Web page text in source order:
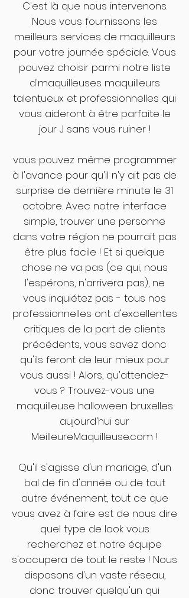
C'est là que nous intervenons.
Nous vous fournissons les
meilleurs services de maquilleurs
pour votre journée spéciale. Vous
pouvez choisir parmi notre liste
d'maquilleuses maquilleurs
talentueux et professionnelles qui
vous aideront à être parfaite le
jour J sans vous ruiner !
vous pouvez même programmer
à l'avance pour qu'il n'y ait pas de
surprise de dernière minute le 31
octobre. Avec notre interface
simple, trouver une personne
dans votre région ne pourrait pas
être plus facile ! Et si quelque
chose ne va pas (ce qui, nous
l'espérons, n'arrivera pas), ne
vous inquiétez pas - tous nos
professionnelles ont d'excellentes
critiques de la part de clients
précédents, vous savez donc
qu'ils feront de leur mieux pour
vous aussi ! Alors, qu'attendez-
vous ? Trouvez-vous une
maquilleuse halloween bruxelles
aujourd'hui sur
MeilleureMaquilleuse.com !
Qu'il s'agisse d'un mariage, d'un
bal de fin d'année ou de tout
autre événement, tout ce que
vous avez à faire est de nous dire
quel type de look vous
recherchez et notre équipe
s'occupera de tout le reste ! Nous
disposons d'un vaste réseau,
donc trouver quelqu'un qui